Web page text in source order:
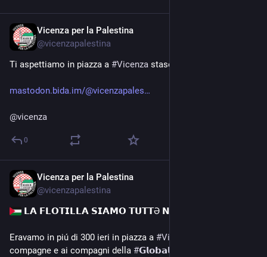
Vicenza per la Palestina
@vicenzapalestina
Ti aspettiamo in piazza a #Vicenza stasera!
mastodon.bida.im/@vicenzapales
@vicenza
0
Vicenza per la Palestina
@vicenzapalestina
𝗟𝗔 𝗙𝗟𝗢𝗧𝗜𝗟𝗟𝗔 𝗦𝗜𝗔𝗠𝗢 𝗧𝗨𝗧𝗧Ə 𝗡𝗢𝗜!
Eravamo in piú di 300 ieri in piazza a #Vicenza
compagne e ai compagni della #𝗚𝗹𝗼𝗯𝗮𝗹𝗦𝘂𝗺𝘂𝗱𝗙𝗹𝗼𝘁𝗶𝗹𝗹𝗮